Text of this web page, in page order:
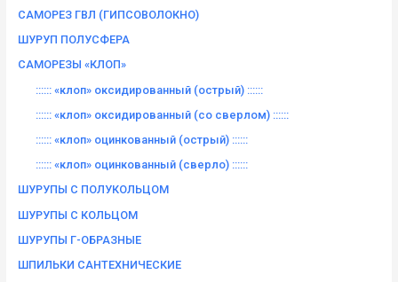
САМОРЕЗ ГВЛ (ГИПСОВОЛОКНО)
ШУРУП ПОЛУСФЕРА
САМОРЕЗЫ «КЛОП»
:::::: «клоп» оксидированный (острый) ::::::
:::::: «клоп» оксидированный (со сверлом) ::::::
:::::: «клоп» оцинкованный (острый) ::::::
:::::: «клоп» оцинкованный (сверло) ::::::
ШУРУПЫ С ПОЛУКОЛЬЦОМ
ШУРУПЫ С КОЛЬЦОМ
ШУРУПЫ Г-ОБРАЗНЫЕ
ШПИЛЬКИ САНТЕХНИЧЕСКИЕ